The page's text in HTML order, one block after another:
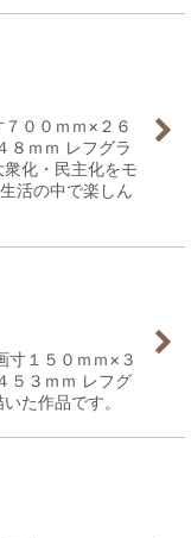
００ｍｍ×２６
８ｍｍ レフグラ
化・民主化をモ
活の中で楽しん
寸１５０ｍｍ×３
５３ｍｍ レフグ
た作品です。